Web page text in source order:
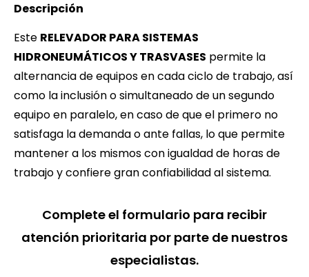
Descripción
Este RELEVADOR PARA SISTEMAS
HIDRONEUMÁTICOS Y TRASVASES permite la
alternancia de equipos en cada ciclo de trabajo, así
como la inclusión o simultaneado de un segundo
equipo en paralelo, en caso de que el primero no
satisfaga la demanda o ante fallas, lo que permite
mantener a los mismos con igualdad de horas de
trabajo y confiere gran confiabilidad al sistema.
Complete el formulario para recibir
atención prioritaria por parte de nuestros
especialistas.